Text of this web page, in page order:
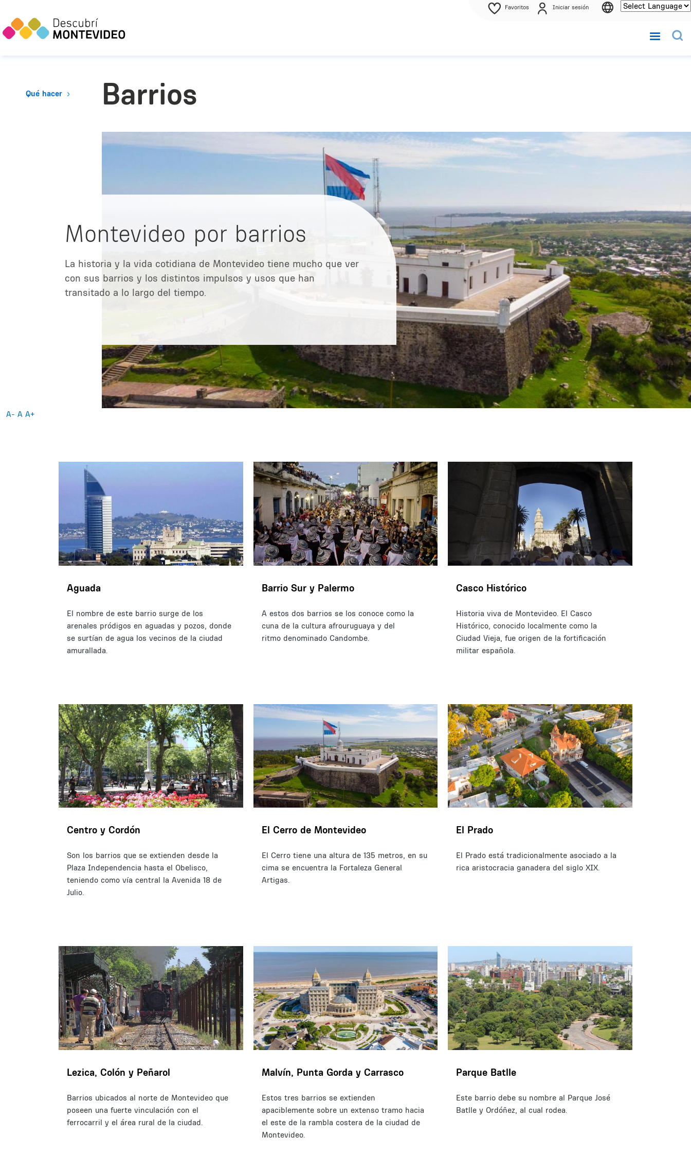
Favoritos Iniciar sesión
Qué hacer Barrios
Montevideo por barrios
La historia y la vida cotidiana de Montevideo tiene mucho que ver
con sus barrios y los distintos impulsos y usos que han
transitado a lo largo del tiempo.
A- A A+
Aguada
El nombre de este barrio surge de los
arenales pródigos en aguadas y pozos, donde
se surtían de agua los vecinos de la ciudad
amurallada.
Barrio Sur y Palermo
A estos dos barrios se los conoce como la
cuna de la cultura afrouruguaya y del
ritmo denominado Candombe.
Casco Histórico
Historia viva de Montevideo. El Casco
Histórico, conocido localmente como la
Ciudad Vieja, fue origen de la fortificación
militar española.
Centro y Cordón
Son los barrios que se extienden desde la
Plaza Independencia hasta el Obelisco,
teniendo como vía central la Avenida 18 de
Julio.
El Cerro de Montevideo
El Cerro tiene una altura de 135 metros, en su
cima se encuentra la Fortaleza General
Artigas.
El Prado
El Prado está tradicionalmente asociado a la
rica aristocracia ganadera del siglo XIX.
Lezica, Colón y Peñarol
Barrios ubicados al norte de Montevideo que
poseen una fuerte vinculación con el
ferrocarril y el área rural de la ciudad.
Malvín, Punta Gorda y Carrasco
Estos tres barrios se extienden
apaciblemente sobre un extenso tramo hacia
el este de la rambla costera de la ciudad de
Montevideo.
Parque Batlle
Este barrio debe su nombre al Parque José
Batlle y Ordóñez, al cual rodea.